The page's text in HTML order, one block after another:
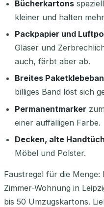
Bücherkartons
kleiner und halten
Packpapier und
Gläser und
auch, färbt aber ab.
Breites
billiges Band löst sich
Permanentmarker
einer auffälligen Farbe.
Decken, alte
Möbel und Polster.
Faustregel für die
Zimmer-Wohnung in
bis 50 Umzugskartons.